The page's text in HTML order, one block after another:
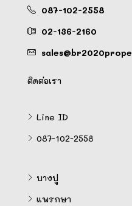
087-102-2558
02-136-2160
ติดต่อเรา
Line ID
087-102-2558
บางปู
แพรกษา